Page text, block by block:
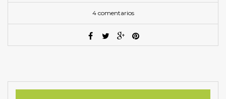
4 comentarios